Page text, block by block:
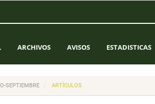
ARCHIVOS AVISOS ESTADISTICAS
SEPTIEMBRE ARTÍCULOS